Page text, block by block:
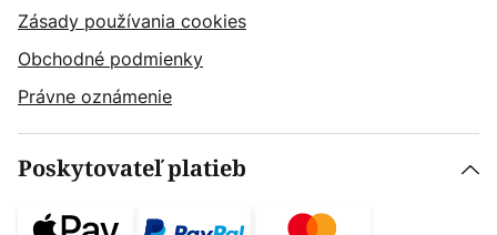
Zásady používania cookies
Obchodné podmienky
Právne oznámenie
Poskytovateľ platieb